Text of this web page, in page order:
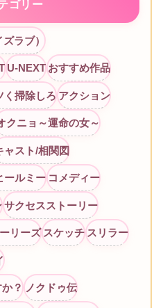
ゴリー
ラブ）
U-NEXT おすすめ作品
く掃除しろ アクション
クニョ～運命の女～
ャスト/相関図
ールミー コメディー
サクセスストーリー
リーズ スケッチ スリラー
？ ノクドゥ伝